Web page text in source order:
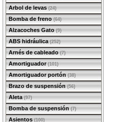
Arbol de levas (24)
Bomba de freno (64)
Alzacoches Gato (9)
ABS hidráulica (252)
Arnés de cableado (7)
Amortiguador (101)
Amortiguador portón (38)
Brazo de suspensión (56)
Aleta (97)
Bomba de suspensión (7)
Asientos (100)